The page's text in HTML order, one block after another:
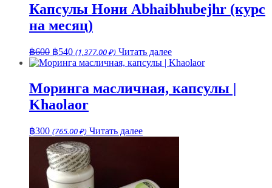
Капсулы Нони Abhaibhubejhr (курс
на месяц)
฿600 Первоначальная
цена
฿540Текущая
цена:
(1,377.00 ₽) Читать далее
Моринга масличная, капсулы |
Khaolaor
฿300 (765.00 ₽) Читать далее